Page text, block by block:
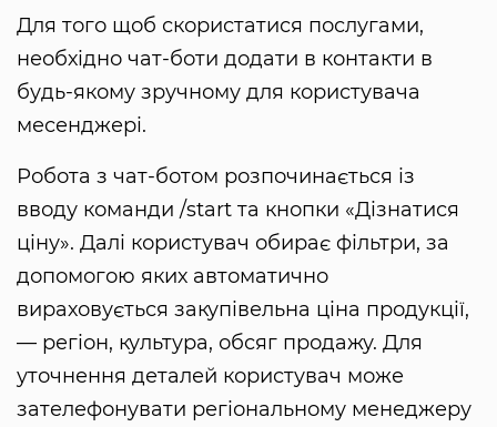
Для того щоб скористатися послугами,
необхідно чат-боти додати в контакти в
будь-якому зручному для користувача
месенджері.
Робота з чат-ботом розпочинається із
вводу команди /start та кнопки «Дізнатися
ціну». Далі користувач обирає фільтри, за
допомогою яких автоматично
вираховується закупівельна ціна продукції,
— регіон, культура, обсяг продажу. Для
уточнення деталей користувач може
зателефонувати регіональному менеджеру